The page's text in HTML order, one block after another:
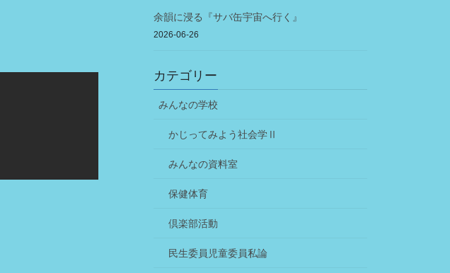
余韻に浸る『サバ缶宇宙へ行く』
2026-06-26
カテゴリー
みんなの学校
かじってみよう社会学Ⅱ
みんなの資料室
保健体育
倶楽部活動
民生委員児童委員私論